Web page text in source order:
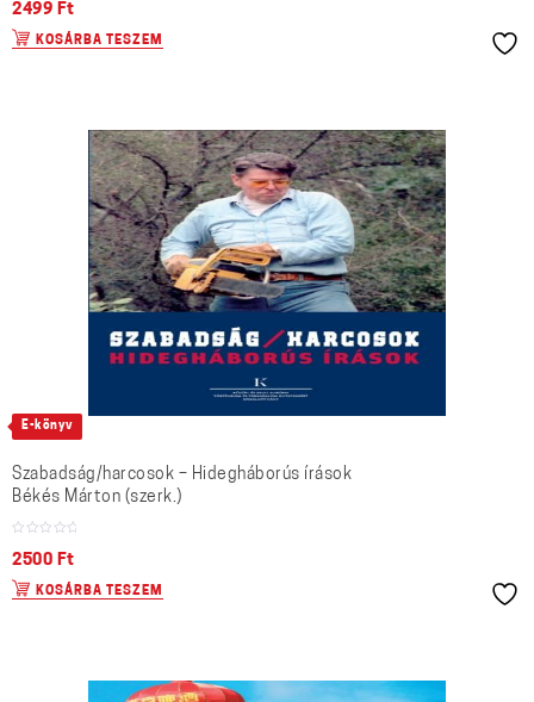
2499 Ft
KOSÁRBA TESZEM
E-könyv
Szabadság/harcosok – Hidegháborús írások
Békés Márton (szerk.)
2500 Ft
KOSÁRBA TESZEM